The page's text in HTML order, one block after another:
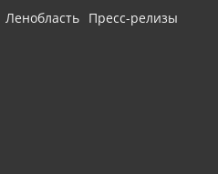
Ленобласть Пресс-релизы